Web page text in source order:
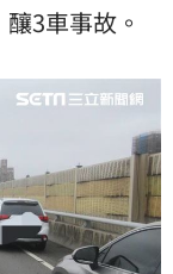
3車事故。